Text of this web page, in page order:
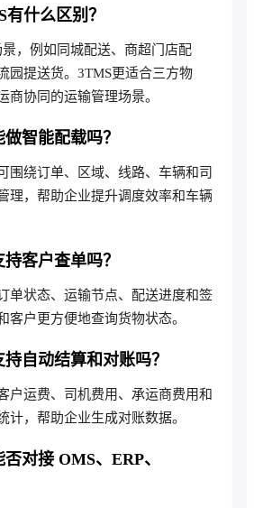
什么区别？
，例如同城配送、商超门店配
园提送货。3TMS更适合三方物
商协同的运输管理场景。
智能配载吗？
围绕订单、区域、线路、车辆和司
理，帮助企业提升调度效率和车辆
客户查单吗？
单状态、运输节点、配送进度和签
客户更方便地查询货物状态。
自动结算和对账吗？
户运费、司机费用、承运商费用和
计，帮助企业生成对账数据。
对接 OMS、ERP、